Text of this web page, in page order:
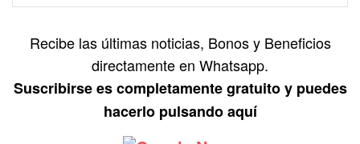
Recibe las últimas noticias, Bonos y Beneficios
directamente en Whatsapp.
Suscribirse es completamente gratuito y puedes
hacerlo pulsando aquí